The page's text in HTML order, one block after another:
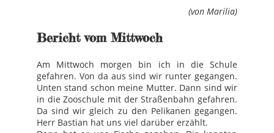
(von Marilia)
Bericht vom Mittwoch
Am Mittwoch morgen bin ich in die Schule
gefahren. Von da aus sind wir runter gegangen.
Unten stand schon meine Mutter. Dann sind wir
in die Zooschule mit der Straßenbahn gefahren.
Da sind wir gleich zu den Pelikanen gegangen.
Herr Bastian hat uns viel darüber erzählt.